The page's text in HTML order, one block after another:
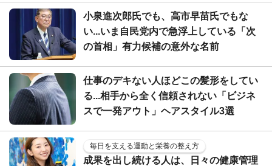
小泉進次郎氏でも、高市早苗氏でもな
い...いま自民党内で急浮上している「次
の首相」有力候補の意外な名前
仕事のデキない人ほどこの髪形をしてい
る...相手から全く信頼されない「ビジネ
スで一発アウト」ヘアスタイル3選
毎日を支える運動と栄養の整え方
成果を出し続ける人は、日々の健康管理